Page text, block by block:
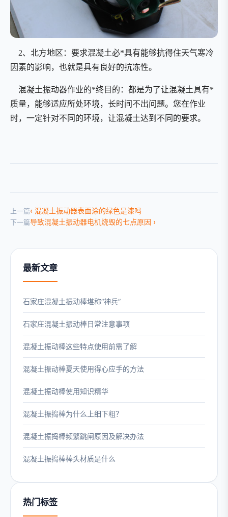
2、北方地区：要求混凝土必*具有能够抗得住天气寒冷
因素的影响，也就是具有良好的抗冻性。
混凝土振动器作业的*终目的：都是为了让混凝土具有*
质量，能够适应所处环境，长时间不出问题。您在作业
时，一定针对不同的环境，让混凝土达到不同的要求。
上一篇 混凝土振动器表面涂的绿色是漆吗
下一篇导致混凝土振动器电机烧毁的七点原因
最新文章
石家庄混凝土振动棒堪称“神兵”
石家庄混凝土振动棒日常注意事项
混凝土振动棒这些特点使用前需了解
混凝土振动棒夏天使用得心应手的方法
混凝土振动棒使用知识精华
混凝土振捣棒为什么上细下粗？
混凝土振捣棒频繁跳闸原因及解决办法
混凝土振捣棒棒头材质是什么
热门标签